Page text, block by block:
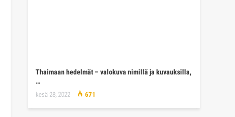
Thaimaan hedelmät – valokuva nimillä ja kuvauksilla,
…
kesä 28, 2022 671